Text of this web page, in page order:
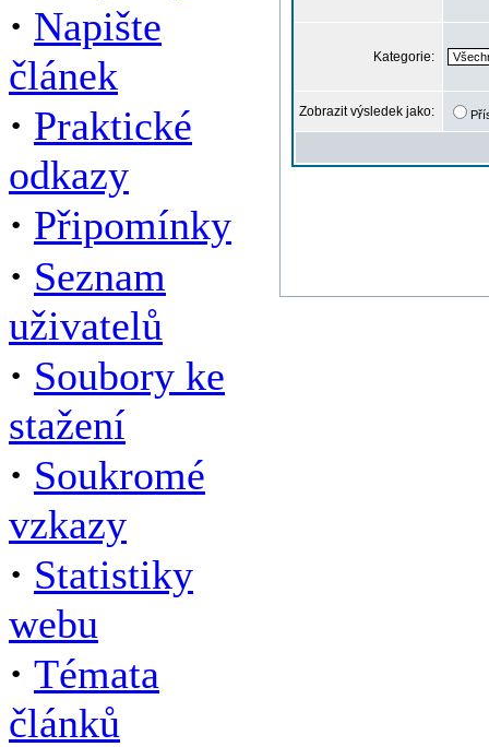
· Napište
článek
· Praktické
odkazy
· Připomínky
· Seznam
uživatelů
· Soubory ke
stažení
· Soukromé
vzkazy
· Statistiky
webu
· Témata
článků
Kategorie:
Zobrazit výsledek jako: